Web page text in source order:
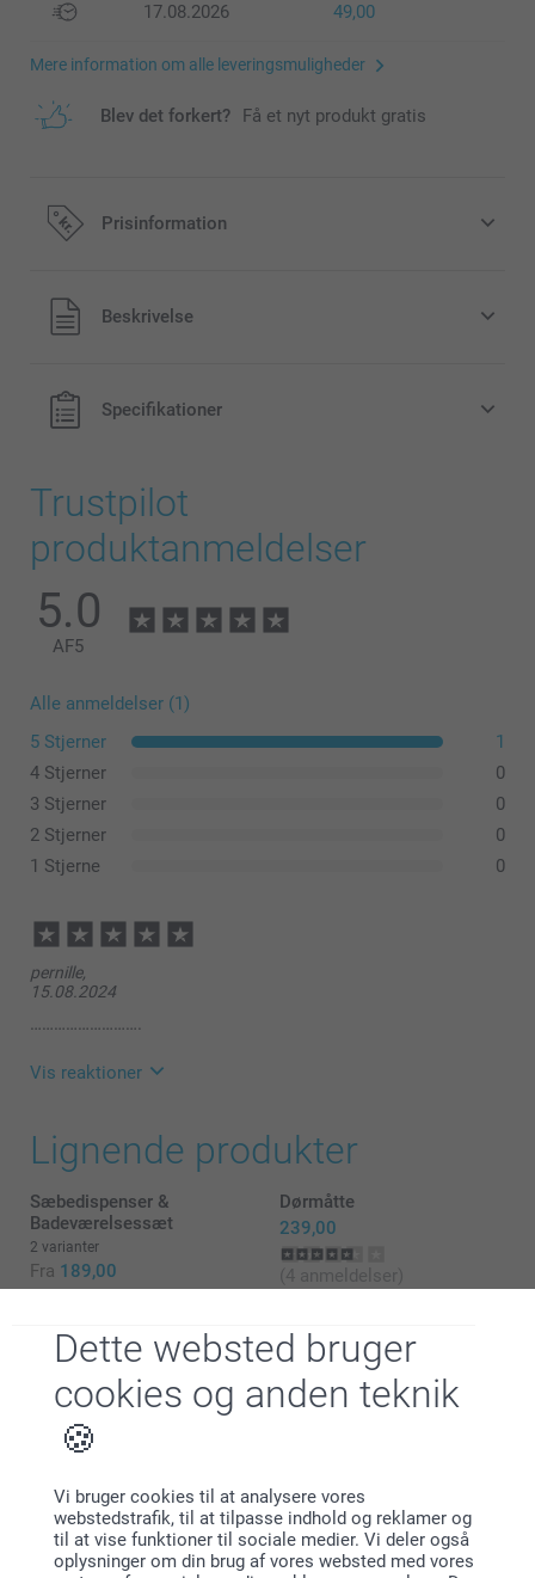
Dette websted bruger
cookies og anden teknik
Vi bruger cookies til at analysere vores
webstedstrafik, til at tilpasse indhold og reklamer og
til at vise funktioner til sociale medier. Vi deler også
oplysninger om din brug af vores websted med vores
17.08.2026 49,00
Mere information om alle leveringsmuligheder
Blev det forkert? Få et nyt produkt gratis
Prisinformation
Alle priser inklusive moms og uden
forsendelsesomkostninger
Beskrivelse
Specifikationer
Trustpilot
produktanmeldelser
5.0
AF5
Alle anmeldelser (1)
5 Stjerner
1
4 Stjerner
0
3 Stjerner
0
2 Stjerner
0
1 Stjerne
0
pernille,
15.08.2024
Vis reaktioner
16.08.2024
11:02
Tusind tak for din dejlige anmeldelse og dine 5
stjerner.
Det glæder os at du er så tilfreds med din måtte og
vi håber du får glæde af den i lang tid fremover.
Hav en fortsat god dag!
Lignende produkter
Sæbedispenser &
Badeværelsessæt
2 varianter
Fra 189,00
Dørmåtte
239,00
(4 anmeldelser)
179,00
(13 anmeldelser)
219,00
Hvorforsmartphoto?